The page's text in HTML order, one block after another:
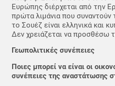
Ευρώπης διέρχεται από την
πρώτα λιμάνια που
το Σουέζ είναι ελληνικά και
Δεν χρειάζεται να προσθέσω
Γεωπολιτικές συνέπειες
Ποιες μπορεί να είναι οι
συνέπειες της αναστάτωσης